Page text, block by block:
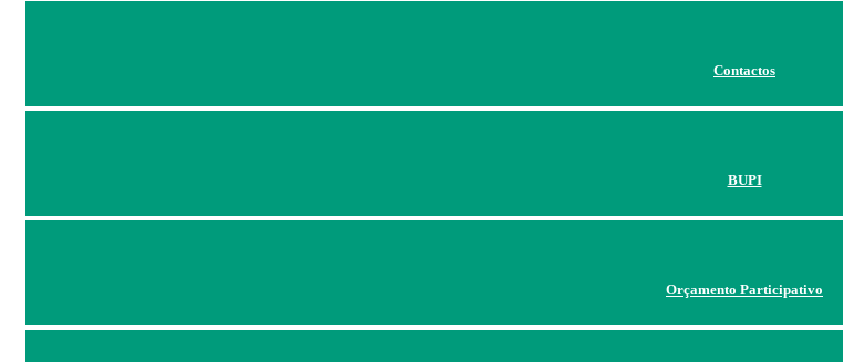
Contactos
BUPI
Orçamento Participativo